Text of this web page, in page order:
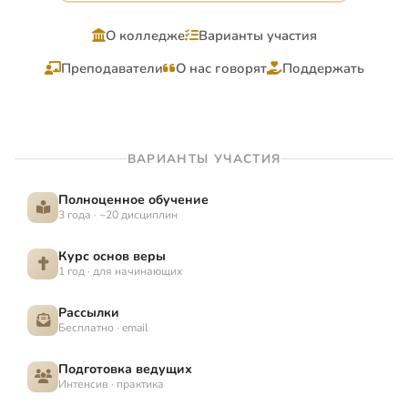
О колледже
Варианты участия
Преподаватели
О нас говорят Поддержать
ВАРИАНТЫ УЧАСТИЯ
Полноценное обучение
3 года · ~20 дисциплин
Курс основ веры
1 год · для начинающих
Рассылки
Бесплатно · email
Подготовка ведущих
Интенсив · практика